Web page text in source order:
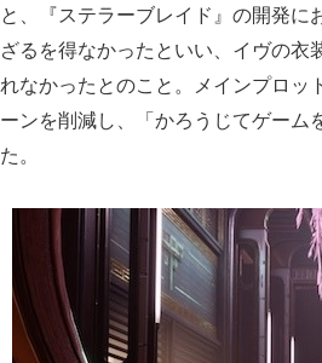
と、『ステラーブレイド』の開発
ざるを得なかったといい、イヴの衣
れなかったとのこと。メインプロッ
ーンを削減し、「かろうじてゲーム
た。